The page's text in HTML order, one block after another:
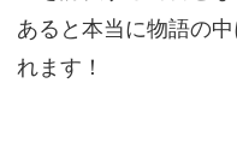
あると本当に物語の
れます！